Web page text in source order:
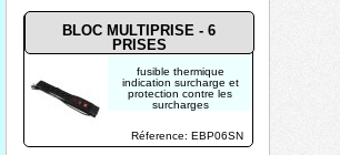
BLOC MULTIPRISE - 6
PRISES
fusible thermique
indication surcharge et
protection contre les
surcharges
service en sécurité
interrupteur on/off DP
Réference: EBP06SN